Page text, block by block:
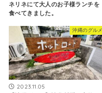
ネリネにて大人のお子様ランチを
食べてきました。
沖縄のグルメ
2023.11.05